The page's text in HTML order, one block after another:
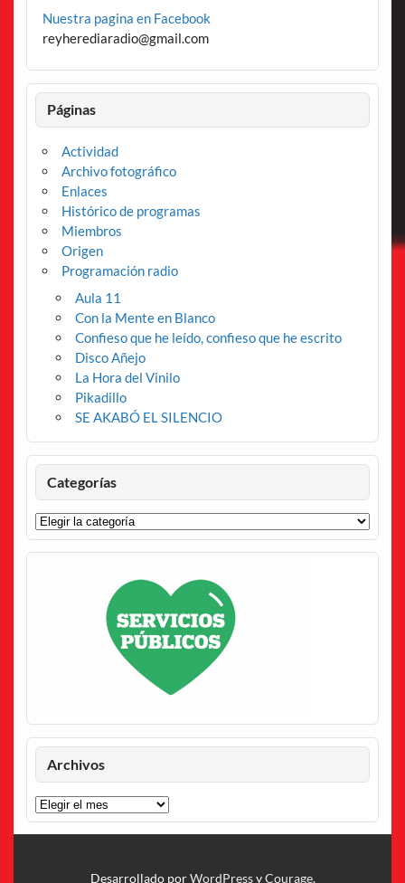
Nuestra pagina en Facebook
reyherediaradio@gmail.com
Páginas
Actividad
Archivo fotográfico
Enlaces
Histórico de programas
Miembros
Origen
Programación radio
Aula 11
Con la Mente en Blanco
Confieso que he leído, confieso que he escrito
Disco Añejo
La Hora del Vinilo
Pikadillo
SE AKABÓ EL SILENCIO
Categorías
Categorías
Archivos
Archivos
Desarrollado porWordPressyCourage.